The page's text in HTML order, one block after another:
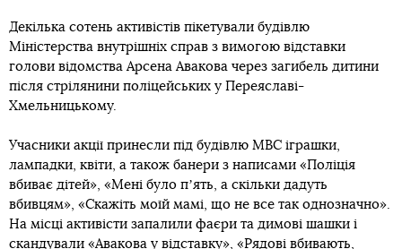
Декілька сотень активістів пікетували будівлю
Міністерства внутрішніх справ з вимогою відставки
голови відомства Арсена Авакова через загибель дитини
після стрілянини поліцейських у Переяславі-
Хмельницькому.
Учасники акції принесли під будівлю МВС іграшки,
лампадки, квіти, а також банери з написами «Поліція
вбиває дітей», «Мені було пʼять, а скільки дадуть
вбивцям», «Скажіть моїй мамі, що не все так однозначно».
На місці активісти запалили фаєри та димові шашки і
скандували «Авакова у відставку», «Рядові вбивають,